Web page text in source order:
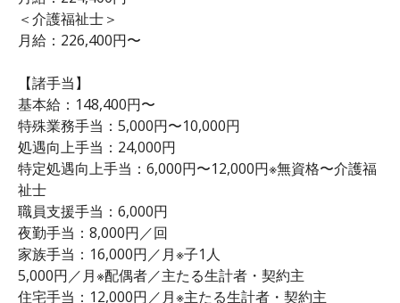
＜介護福祉士＞
月給：226,400円〜
【諸手当】
基本給：148,400円〜
特殊業務手当：5,000円〜10,000円
処遇向上手当：24,000円
特定処遇向上手当：6,000円〜12,000円※無資格〜介護福
祉士
職員支援手当：6,000円
夜勤手当：8,000円／回
家族手当：16,000円／月※子1人
5,000円／月※配偶者／主たる生計者・契約主
住宅手当：12,000円／月※主たる生計者・契約主